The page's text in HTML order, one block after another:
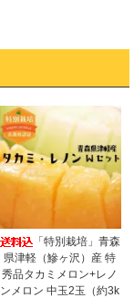
「特別栽培」青森
県津軽（鰺ヶ沢）産 特
秀品タカミメロン+レノ
ンメロン 中玉2玉（約3k